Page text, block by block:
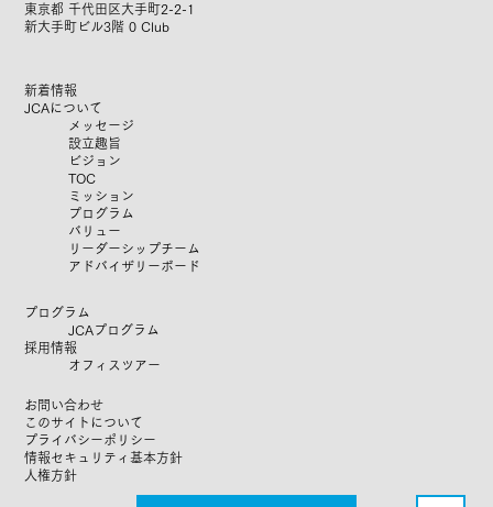
東京都 千代田区大手町2-2-1
新大手町ビル3階 0 Club
新着情報
JCAについて
メッセージ
設立趣旨
ビジョン
TOC
ミッション
プログラム
​バリュー
リーダーシップチーム
​アドバイザリーボード
プログラム
JCAプログラム
​​採用情報
オフィスツアー
お問い合わせ
このサイトについて
​プライバシーポリシー
​情報セキュリティ基本方針
​人権方針